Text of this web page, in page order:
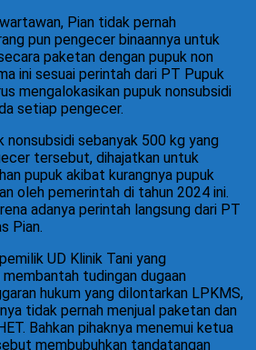
Pian tidak pernah
pun pengecer binaannya untuk
paketan dengan pupuk non
ini sesuai perintah dari PT Pupuk
mengalokasikan pupuk nonsubsidi
setiap pengecer.
nonsubsidi sebanyak 500 kg yang
tersebut, dihajatkan untuk
pupuk akibat kurangnya pupuk
oleh pemerintah di tahun 2024 ini.
adanya perintah langsung dari PT
Pian.
UD Klinik Tani yang
tudingan dugaan
hukum yang dilontarkan LPKMS,
tidak pernah menjual paketan dan
Bahkan pihaknya menemui ketua
membubuhkan tandatangan